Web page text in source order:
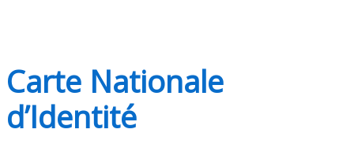
Carte Nationale
d’Identité